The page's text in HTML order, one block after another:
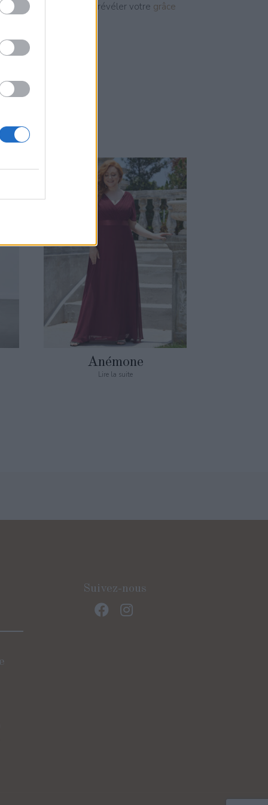
cette robe bleu brume révéler votre grâce
Anémone
Lire la suite
Suivez-nous